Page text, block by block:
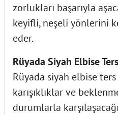
zorlukları başarıyla
keyifli, neşeli yönlerini
eder.
Rüyada Siyah Elbise
Rüyada siyah elbise ters
karışıklıklar ve
durumlarla